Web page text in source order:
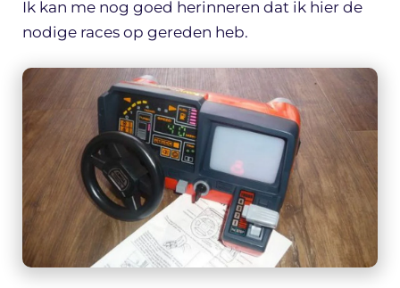
Ik kan me nog goed herinneren dat ik hier de
nodige races op gereden heb.